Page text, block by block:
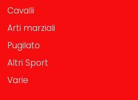
Cavalli
Arti marziali
Pugilato
Altri Sport
Varie